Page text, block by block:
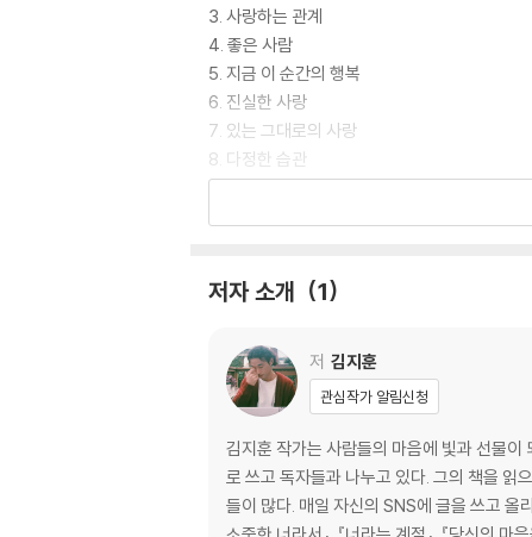
3. 사랑하는 관계
4. 좋은 사람
5. 지금 이 순간의 행복
6. 진실한 사랑
7. 있는 그대로의 사랑
8. 다정한 습관
9. 오늘의 나
13. 다정함
15. 성공의 법칙
16. 존중과 함께하는 사랑
17. 함께함을 선택한 것에 대한 의무
18. 공허와 사랑
19. 영원히 사라지지 않는 유일한 것
20. 단 하나의 유일한 관점
21. 영원한 후회로 남을 유일한 것
저자 소개 1
저 김지훈
관심작가 알림신청
김지훈 작가는 사람들의 마음에 빛과 선물이
로 쓰고 독자들과 나누고 있다. 그의 책을 읽
들이 많다. 매일 자신의 SNS에 글을 쓰고 올